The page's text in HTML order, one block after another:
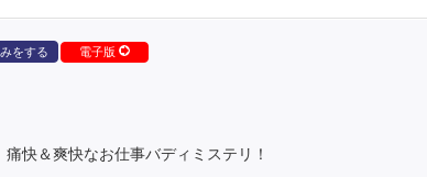
をする 電子版
快＆爽快なお仕事バディミステリ！